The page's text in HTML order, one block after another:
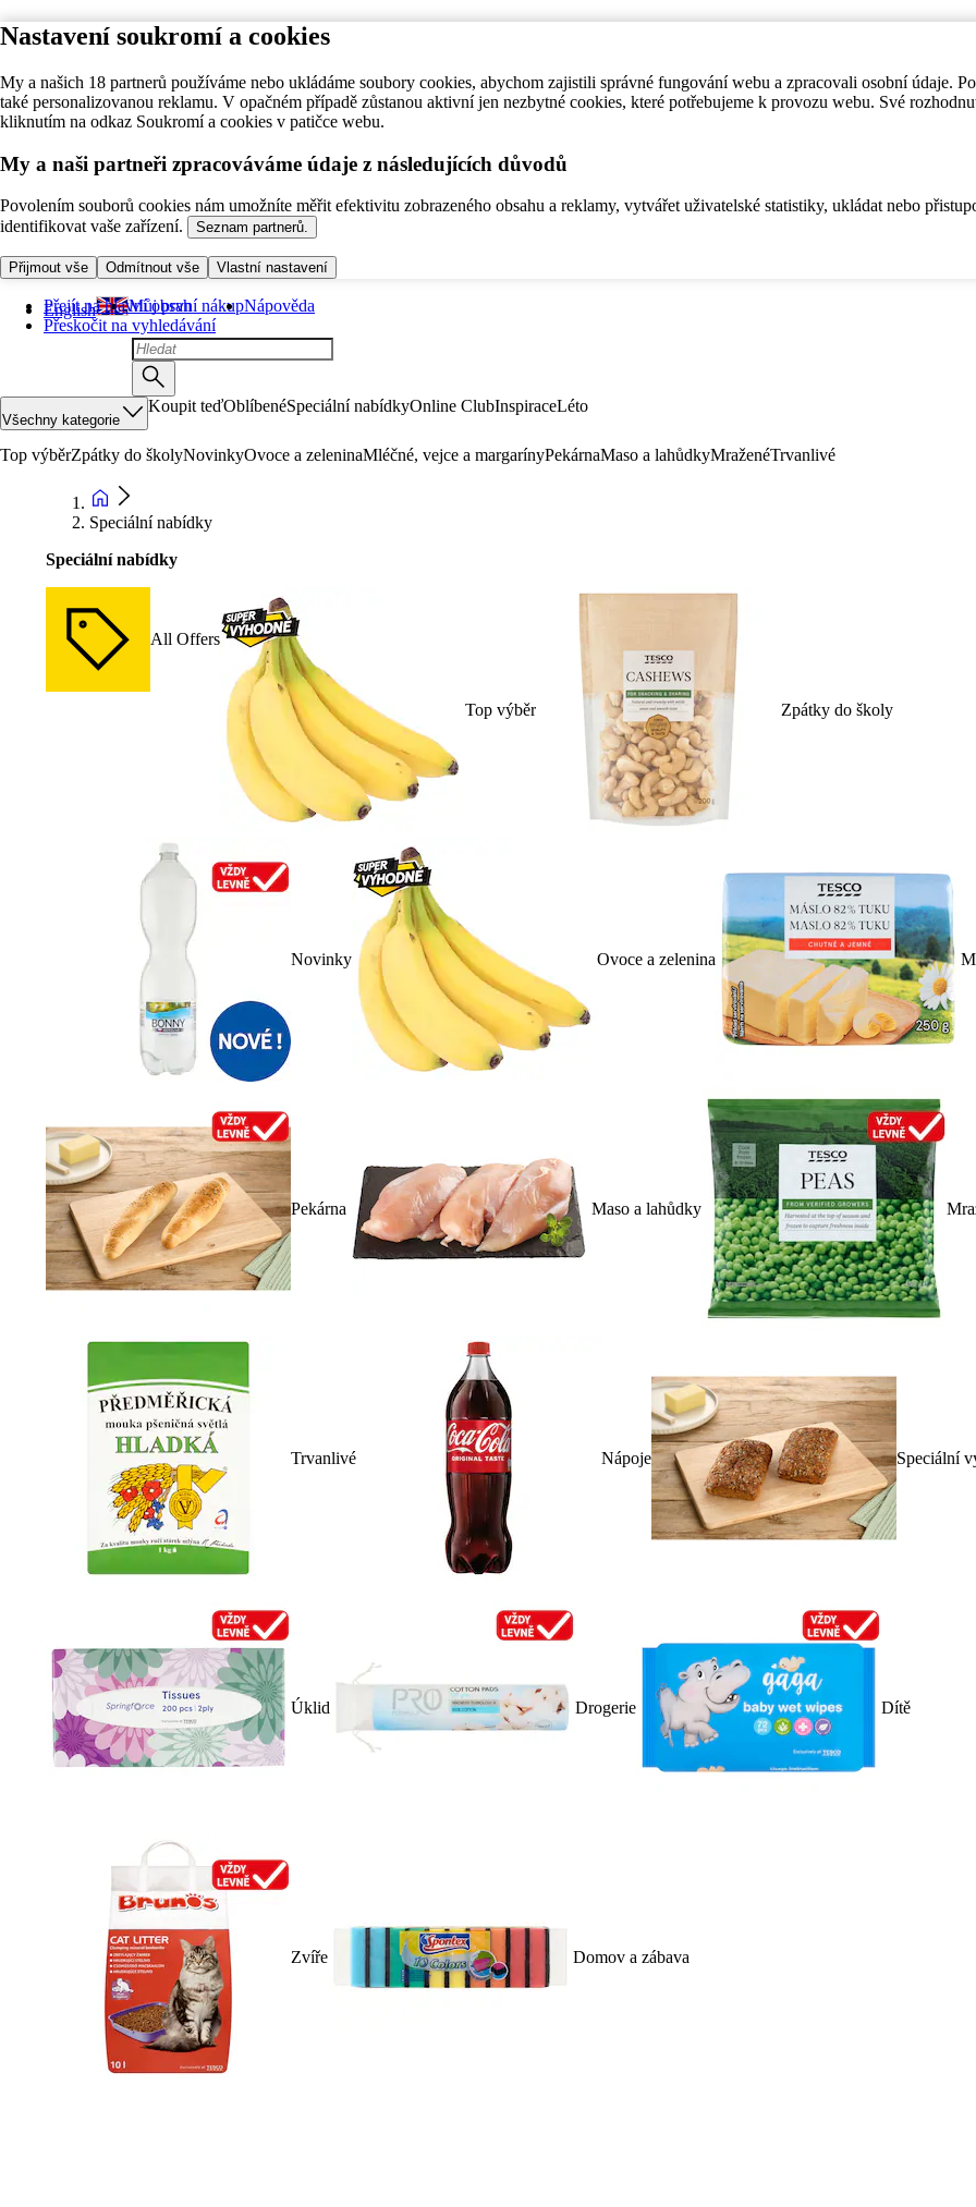
Nastavení soukromí a cookies
My a našich 18 partnerů používáme nebo ukládáme soubory cookies, abychom zajistili správné fungování webu a zpracovali osobní údaje.
také personalizovanou reklamu. V opačném případě zůstanou aktivní jen nezbytné cookies, které potřebujeme k provozu webu. Své
kliknutím na odkaz Soukromí a cookies v patičce webu.
My a naši partneři zpracováváme údaje z následujících důvodů
Povolením souborů cookies nám umožníte měřit efektivitu zobrazeného obsahu a reklamy, vytvářet uživatelské statistiky, ukládat nebo
identifikovat vaše zařízení.
Seznam partnerů.
Přijmout vše Odmítnout vše Vlastní nastavení
Přejít na hlavní obsah
Přeskočit na vyhledávání
English Můj první nákupNápověda
Všechny kategorie
Koupit teďOblíbenéSpeciální nabídkyOnline ClubInspiraceLéto
Top výběrZpátky do školyNovinkyOvoce a zeleninaMléčné, vejce a margarínyPekárnaMaso a lahůdkyMraženéTrvanlivé
Speciální nabídky
Speciální nabídky
All Offers
Top výběr Zpátky do školy
Novinky Ovoce a zelenina
Pekárna Maso a lahůdky
Trvanlivé Nápoje Speciální
Úklid Drogerie Dítě
Zvíře Domov a zábava